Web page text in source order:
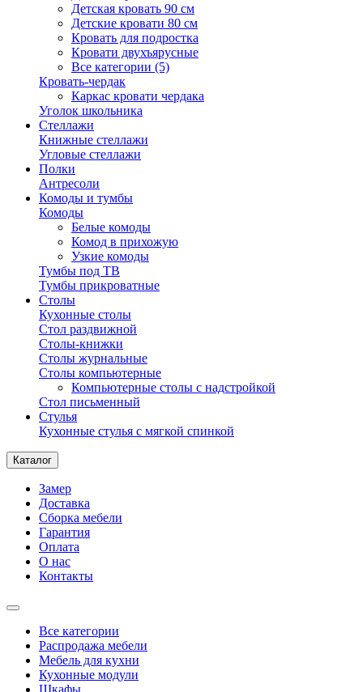
Детская кровать 90 см
Детские кровати 80 см
Кровать для подростка
Кровати двухъярусные
Все категории (5)
Кровать-чердак
Каркас кровати чердака
Уголок школьника
Стеллажи
Книжные стеллажи
Угловые стеллажи
Полки
Антресоли
Комоды и тумбы
Комоды
Белые комоды
Комод в прихожую
Узкие комоды
Тумбы под ТВ
Тумбы прикроватные
Столы
Кухонные столы
Стол раздвижной
Столы-книжки
Столы журнальные
Столы компьютерные
Компьютерные столы с надстройкой
Стол письменный
Стулья
Кухонные стулья с мягкой спинкой
Каталог
Замер
Доставка
Сборка мебели
Гарантия
Оплата
О нас
Контакты
Все категории
Распродажа мебели
Мебель для кухни
Кухонные модули
Шкафы